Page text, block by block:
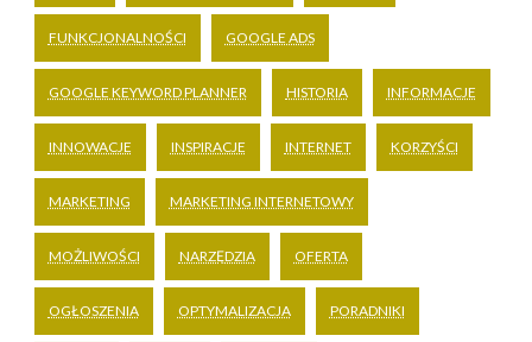
FUNKCJONALNOŚCI GOOGLE ADS
GOOGLE KEYWORD PLANNER HISTORIA INFORMACJE
INNOWACJE INSPIRACJE INTERNET KORZYŚCI
MARKETING MARKETING INTERNETOWY
MOŻLIWOŚCI NARZĘDZIA OFERTA
OGŁOSZENIA OPTYMALIZACJA PORADNIKI